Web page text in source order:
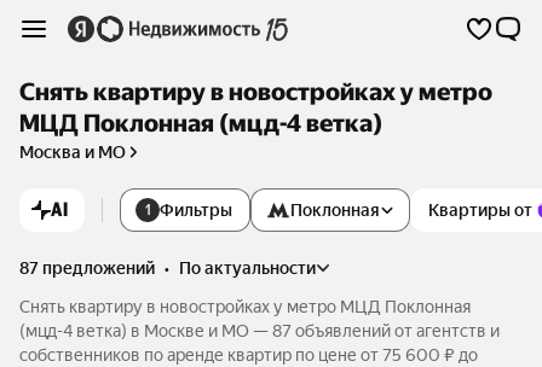
Снять квартиру в новостройках у метро
МЦД Поклонная (мцд-4 ветка)
Москва и МО
AI 1 Фильтры Квартиры от
Поклонная
87 предложений •
по актуальности
Снять квартиру в новостройках у метро МЦД Поклонная
(мцд-4 ветка) в Москве и МО — 87 объявлений от агентств и
собственников по аренде квартир по цене от 75 600 ₽ до